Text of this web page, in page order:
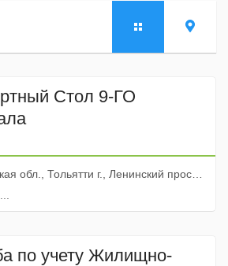
Стол 9-ГО
обл., Тольятти г., Ленинский просп., 10
по учету Жилищно-